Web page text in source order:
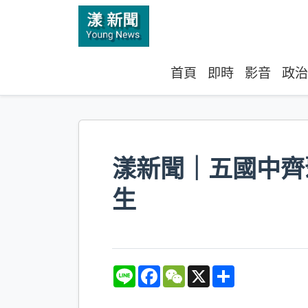
首頁 即時 影音 政治
漾新聞｜五國中
生
L
F
W
X